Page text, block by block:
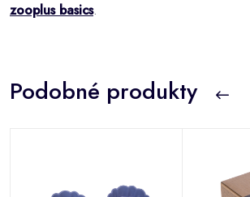
zooplus basics.
Podobné produkty